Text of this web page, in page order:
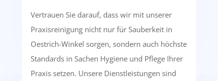
Vertrauen Sie darauf, dass wir mit unserer
Praxisreinigung nicht nur für Sauberkeit in
Oestrich-Winkel sorgen, sondern auch höchste
Standards in Sachen Hygiene und Pflege Ihrer
Praxis setzen. Unsere Dienstleistungen sind